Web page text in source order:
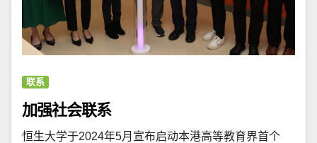
联系
加强社会联系
恒生大学于2024年5月宣布启动本港高等教育界首个